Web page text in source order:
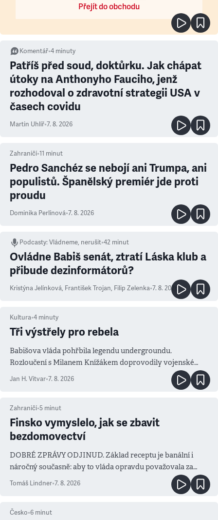
Přejít do obchodu
Komentář•4 minuty
Patříš před soud, doktůrku. Jak chápat
útoky na Anthonyho Fauciho, jenž
rozhodoval o zdravotní strategii USA v
časech covidu
Martin Uhlíř•7. 8. 2026
Zahraničí•11 minut
Pedro Sanchéz se nebojí ani Trumpa, ani
populistů. Španělský premiér jde proti
proudu
Dominika Perlínová•7. 8. 2026
Podcasty:Vládneme, nerušit•42 minut
Ovládne Babiš senát, ztratí Láska klub a
přibude dezinformátorů?
Kristýna Jelínková, František Trojan, Filip Zelenka•7. 8. 2026
Kultura•4 minuty
Tři výstřely pro rebela
Babišova vláda pohřbila legendu undergroundu.
Rozloučení s Milanem Knížákem doprovodily vojenské
salvy i kritika pokrokářů
Jan H. Vitvar•7. 8. 2026
Zahraničí•5 minut
Finsko vymyslelo, jak se zbavit
bezdomovectví
DOBRÉ ZPRÁVY ODJINUD. Základ receptu je banální i
náročný současně: aby to vláda opravdu považovala za
prioritu
Tomáš Lindner•7. 8. 2026
Česko•6 minut